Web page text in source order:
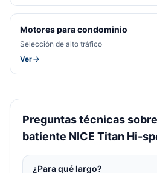
Motores para condominio
Selección de alto tráfico
Ver
Preguntas técnicas
batiente NICE Titan Hi-
¿Para qué largo?